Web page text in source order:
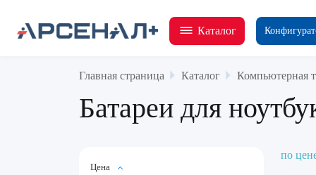
Каталог
Главная страница Каталог Компьютерная
Батареи для
Цена
по